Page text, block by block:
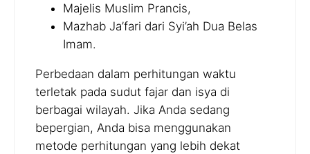
Majelis Muslim Prancis,
Mazhab Ja’fari dari Syi’ah Dua Belas
Imam.
Perbedaan dalam perhitungan waktu
terletak pada sudut fajar dan isya di
berbagai wilayah. Jika Anda sedang
bepergian, Anda bisa menggunakan
metode perhitungan yang lebih dekat